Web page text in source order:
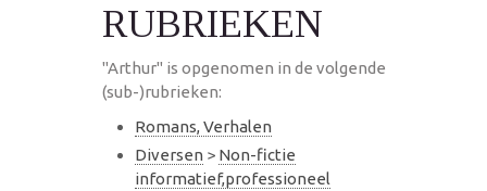
RUBRIEKEN
"Arthur" is opgenomen in de volgende
(sub-)rubrieken:
Romans, Verhalen
Diversen > Non-fictie
informatief,professioneel